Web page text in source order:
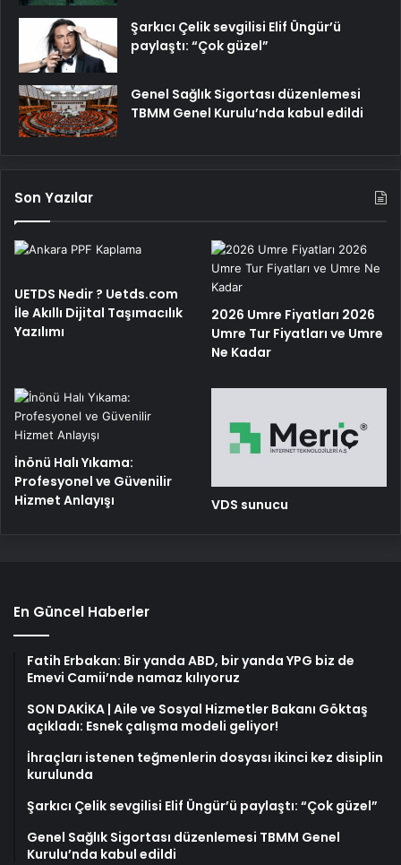
Şarkıcı Çelik sevgilisi Elif Üngür’ü
paylaştı: “Çok güzel”
Genel Sağlık Sigortası düzenlemesi
TBMM Genel Kurulu’nda kabul edildi
Son Yazılar
UETDS Nedir ? Uetds.com
İle Akıllı Dijital Taşımacılık
Yazılımı
2026 Umre Fiyatları 2026
Umre Tur Fiyatları ve Umre
Ne Kadar
İnönü Halı Yıkama:
Profesyonel ve Güvenilir
Hizmet Anlayışı
VDS sunucu
En Güncel Haberler
Fatih Erbakan: Bir yanda ABD, bir yanda YPG biz de
Emevi Camii’nde namaz kılıyoruz
SON DAKİKA | Aile ve Sosyal Hizmetler Bakanı Göktaş
açıkladı: Esnek çalışma modeli geliyor!
İhraçları istenen teğmenlerin dosyası ikinci kez disiplin
kurulunda
Şarkıcı Çelik sevgilisi Elif Üngür’ü paylaştı: “Çok güzel”
Genel Sağlık Sigortası düzenlemesi TBMM Genel
Kurulu’nda kabul edildi